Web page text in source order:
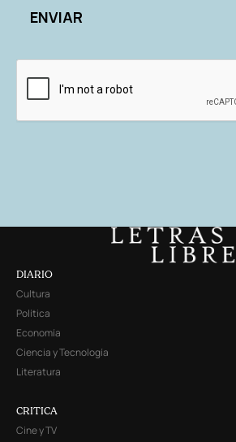
DIARIO
Cultura
Política
Economía
Ciencia y Tecnología
Literatura
CRITICA
Cine y TV